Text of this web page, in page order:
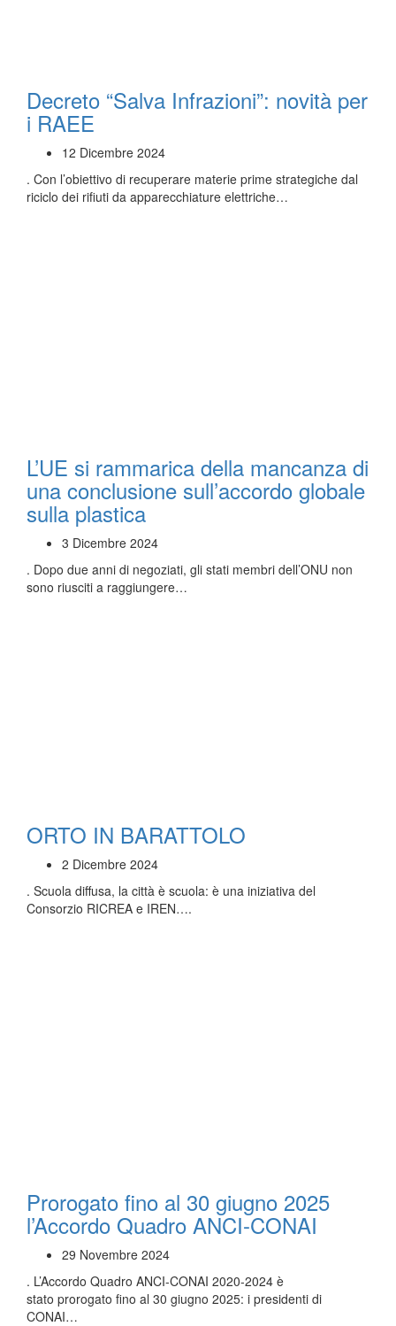
Decreto “Salva Infrazioni”: novità per
i RAEE
12 Dicembre 2024
. Con l’obiettivo di recuperare materie prime strategiche dal
riciclo dei rifiuti da apparecchiature elettriche…
L’UE si rammarica della mancanza di
una conclusione sull’accordo globale
sulla plastica
3 Dicembre 2024
. Dopo due anni di negoziati, gli stati membri dell’ONU non
sono riusciti a raggiungere…
ORTO IN BARATTOLO
2 Dicembre 2024
. Scuola diffusa, la città è scuola: è una iniziativa del
Consorzio RICREA e IREN….
Prorogato fino al 30 giugno 2025
l’Accordo Quadro ANCI-CONAI
29 Novembre 2024
. L’Accordo Quadro ANCI-CONAI 2020-2024 è
stato prorogato fino al 30 giugno 2025: i presidenti di
CONAI…